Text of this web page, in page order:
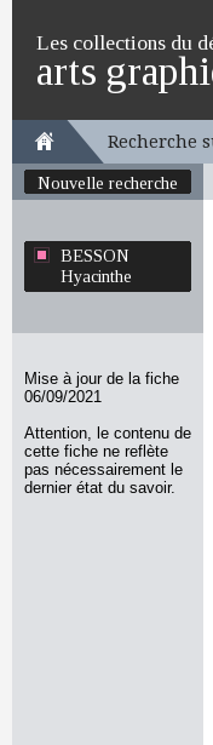
Les collections du
arts
Recherche
Nouvelle recherche
BESSON
Hyacinthe
Mise à jour de la fiche
06/09/2021
Attention, le contenu de
cette fiche ne reflète
pas nécessairement le
dernier état du savoir.